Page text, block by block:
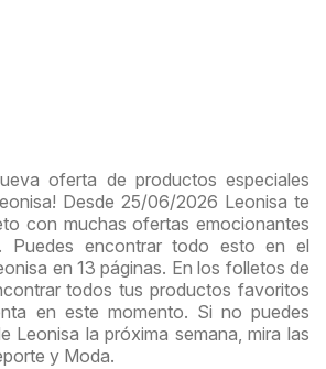
oferta de productos especiales
Desde 25/06/2026 Leonisa te
con muchas ofertas emocionantes
Puedes encontrar todo esto en el
en 13 páginas. En los folletos de
todos tus productos favoritos
en este momento. Si no puedes
Leonisa la próxima semana, mira las
y Moda.